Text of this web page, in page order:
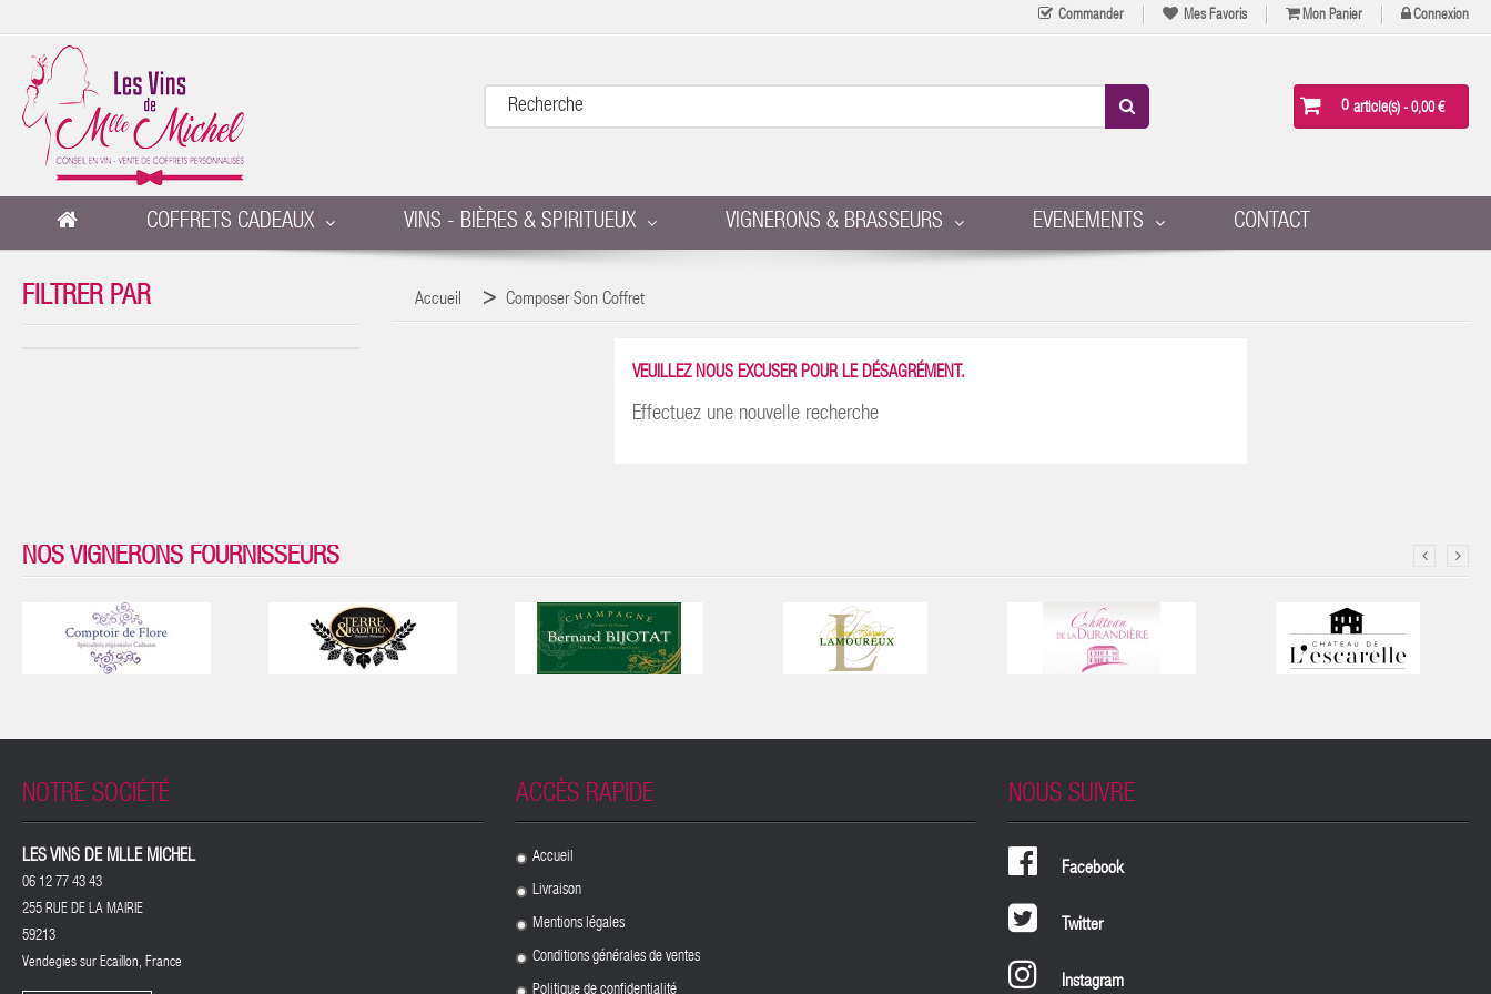
Commander Mes Favoris Mon Panier Connexion
article(s) - 0,00 €
0
COFFRETS CADEAUX VINS - BIÈRES & SPIRITUEUX VIGNERONS & BRASSEURS EVENEMENTS CONTACT
FILTRER PAR Accueil Composer Son Coffret
VEUILLEZ NOUS EXCUSER POUR LE DÉSAGRÉMENT.
Effectuez une nouvelle recherche
NOS VIGNERONS FOURNISSEURS
NOTRE SOCIÉTÉ
LES VINS DE MLLE MICHEL
06 12 77 43 43
255 RUE DE LA MAIRIE
59213
Vendegies sur Ecaillon, France
ACCÈS RAPIDE
.
Accueil
.
Livraison
.
Mentions légales
.
Conditions générales de ventes
Politique de confidentialité
NOUS SUIVRE
Facebook
Twitter
Instagram